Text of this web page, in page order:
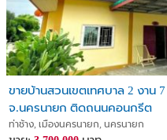
ขายบ้านสวนเขตเทศบาล 2 งาน
จ.นครนายก ติดถนนคอนกรีต
ท่าช้าง, เมืองนครนายก, นครนายก